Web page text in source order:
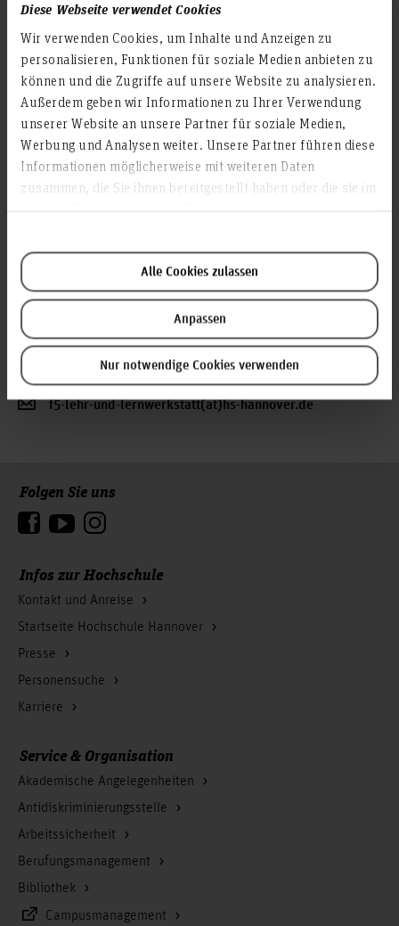
Diese Webseite verwendet Cookies
Wir verwenden Cookies, um Inhalte und Anzeigen zu
personalisieren, Funktionen für soziale Medien anbieten zu
können und die Zugriffe auf unsere Website zu analysieren.
Außerdem geben wir Informationen zu Ihrer Verwendung
unserer Website an unsere Partner für soziale Medien,
Werbung und Analysen weiter. Unsere Partner führen diese
Informationen möglicherweise mit weiteren Daten
zusammen, die Sie ihnen bereitgestellt haben oder die sie im
Alle Cookies zulassen
Anpassen
Nur notwendige Cookies verwenden
Britta Karanjuloff
britta.karanjuloff(at)hs-hannover.de
Valentin Tepper
f5-lehr-und-lernwerkstatt(at)hs-hannover.de
Infos zur Hochschule
Kontakt und Anreise
Startseite Hochschule Hannover
Presse
Personensuche
Karriere
Folgen Sie uns
Service & Organisation
Akademische Angelegenheiten
Antidiskriminierungsstelle
Arbeitssicherheit
Berufungsmanagement
Bibliothek
Campusmanagement